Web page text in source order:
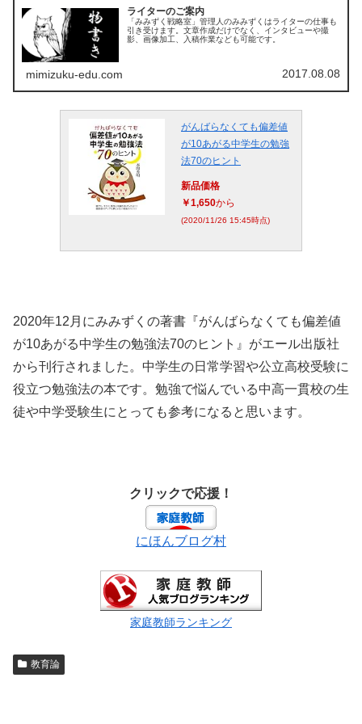
ライターのご案内
「みみずく戦略室」管理人のみみずくはライターの仕事も
引き受けます。文章作成だけでなく、インタビューや撮
影、画像加工、入稿作業なども可能です。
mimizuku-edu.com 2017.08.08
がんばらなくても偏差値
が10あがる中学生の勉強
法70のヒント
新品価格
￥1,650から
(2020/11/26 15:45時点)
2020年12月にみみずくの著書『がんばらなくても偏差値
が10あがる中学生の勉強法70のヒント』がエール出版社
から刊行されました。中学生の日常学習や公立高校受験に
役立つ勉強法の本です。勉強で悩んでいる中高一貫校の生
徒や中学受験生にとっても参考になると思います。
クリックで応援！
にほんブログ村
家庭教師ランキング
教育論